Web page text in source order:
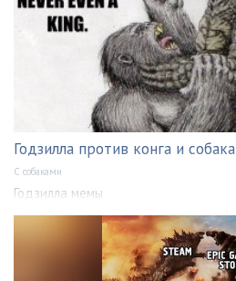
Годзилла против конга и собака
С собаками
Годзилла мемы